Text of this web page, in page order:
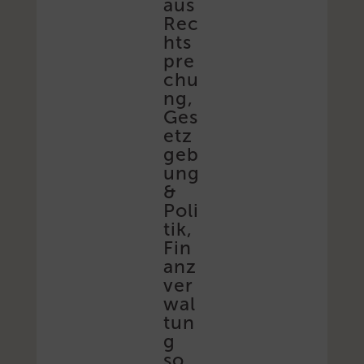
aus
Rec
hts
pre
chu
ng,
Ges
etz
geb
ung
&
Poli
tik,
Fin
anz
ver
wal
tun
g